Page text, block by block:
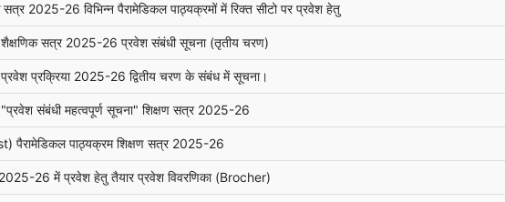
2025-26 विभिन्न पैरामेडिकल पाठ्यक्रमों में रिक्त सीटो पर प्रवेश हेतु
सत्र 2025-26 प्रवेश संबंधी सूचना (तृतीय चरण)
प्रक्रिया 2025-26 द्वितीय चरण के संबंध में सूचना।
संबंधी महत्वपूर्ण सूचना" शिक्षण सत्र 2025-26
पैरामेडिकल पाठ्यक्रम शिक्षण सत्र 2025-26
26 में प्रवेश हेतु तैयार प्रवेश विवरणिका (Brocher)